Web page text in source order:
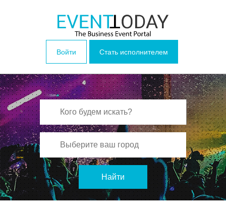
Войти Стать исполнителем
Найти